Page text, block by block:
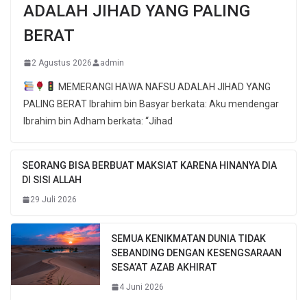
ADALAH JIHAD YANG PALING
BERAT
2 Agustus 2026 admin
MEMERANGI HAWA NAFSU ADALAH JIHAD YANG
PALING BERAT Ibrahim bin Basyar berkata: Aku mendengar
Ibrahim bin Adham berkata: “Jihad
SEORANG BISA BERBUAT MAKSIAT KARENA HINANYA DIA
DI SISI ALLAH
29 Juli 2026
SEMUA KENIKMATAN DUNIA TIDAK
SEBANDING DENGAN KESENGSARAAN
SESA’AT AZAB AKHIRAT
4 Juni 2026